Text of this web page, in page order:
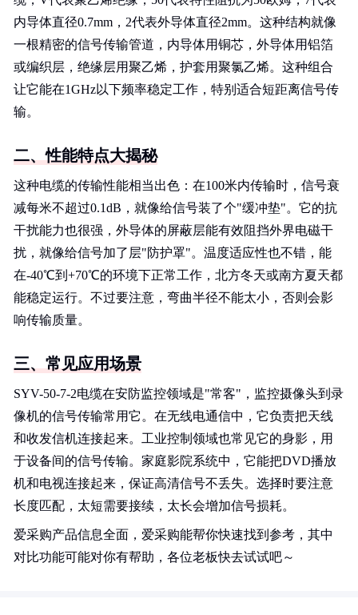
内导体直径0.7mm，2代表外导体直径2mm。这种结构就像
一根精密的信号传输管道，内导体用铜芯，外导体用铝箔
或编织层，绝缘层用聚乙烯，护套用聚氯乙烯。这种组合
让它能在1GHz以下频率稳定工作，特别适合短距离信号传
输。
二、性能特点大揭秘
这种电缆的传输性能相当出色：在100米内传输时，信号衰
减每米不超过0.1dB，就像给信号装了个"缓冲垫"。它的抗
干扰能力也很强，外导体的屏蔽层能有效阻挡外界电磁干
扰，就像给信号加了层"防护罩"。温度适应性也不错，能
在-40℃到+70℃的环境下正常工作，北方冬天或南方夏天都
能稳定运行。不过要注意，弯曲半径不能太小，否则会影
响传输质量。
三、常见应用场景
SYV-50-7-2电缆在安防监控领域是"常客"，监控摄像头到录
像机的信号传输常用它。在无线电通信中，它负责把天线
和收发信机连接起来。工业控制领域也常见它的身影，用
于设备间的信号传输。家庭影院系统中，它能把DVD播放
机和电视连接起来，保证高清信号不丢失。选择时要注意
长度匹配，太短需要接续，太长会增加信号损耗。
爱采购产品信息全面，爱采购能帮你快速找到参考，其中
对比功能可能对你有帮助，各位老板快去试试吧～